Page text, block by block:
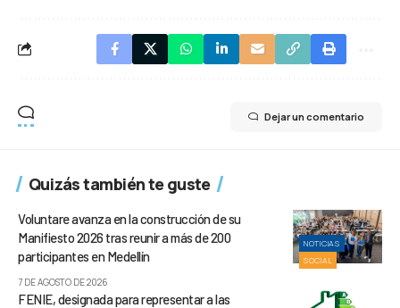
Dejar un comentario
Quizás también te guste
NOTICIAS
SOCIAL
Voluntare avanza en la construcción de su
Manifiesto 2026 tras reunir a más de 200
participantes en Medellín
7 DE AGOSTO DE 2026
FENIE, designada para representar a las